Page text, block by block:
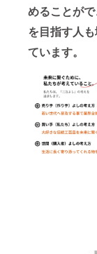
めることが
を目指す人
ています。